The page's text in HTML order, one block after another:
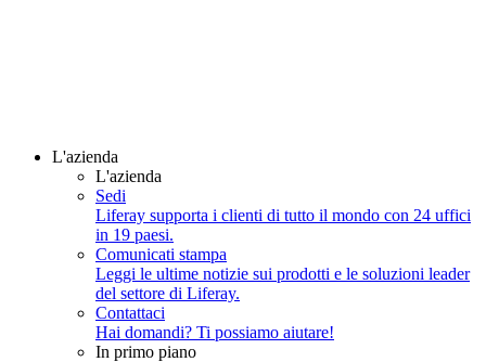
L'azienda
L'azienda
Sedi
Liferay supporta i clienti di tutto il mondo con 24 uffici
in 19 paesi.
Comunicati stampa
Leggi le ultime notizie sui prodotti e le soluzioni leader
del settore di Liferay.
Contattaci
Hai domandi? Ti possiamo aiutare!
In primo piano